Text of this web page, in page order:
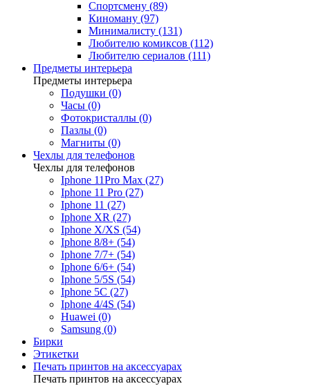
Спортсмену (89)
Киноману (97)
Минималисту (131)
Любителю комиксов (112)
Любителю сериалов (111)
Предметы интерьера
Предметы интерьера
Подушки (0)
Часы (0)
Фотокристаллы (0)
Пазлы (0)
Магниты (0)
Чехлы для телефонов
Чехлы для телефонов
Iphone 11Pro Max (27)
Iphone 11 Pro (27)
Iphone 11 (27)
Iphone XR (27)
Iphone X/XS (54)
Iphone 8/8+ (54)
Iphone 7/7+ (54)
Iphone 6/6+ (54)
Iphone 5/5S (54)
Iphone 5C (27)
Iphone 4/4S (54)
Huawei (0)
Samsung (0)
Бирки
Этикетки
Печать принтов на аксессуарах
Печать принтов на аксессуарах